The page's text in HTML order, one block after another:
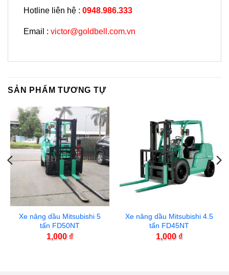
Hotline liên hệ : 0948.986.333
Email : victor@goldbell.com.vn
SẢN PHẨM TƯƠNG TỰ
Xe nâng dầu Mitsubishi 5
tấn FD50NT
1,000 ₫
Xe nâng dầu Mitsubishi 4.5
tấn FD45NT
1,000 ₫